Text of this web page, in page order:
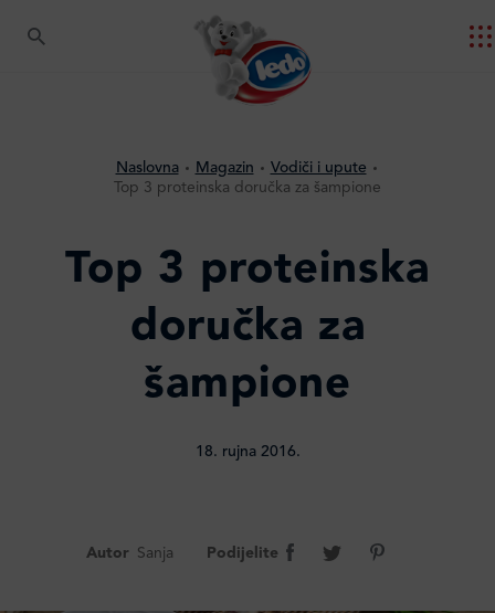
Naslovna Magazin
Vodiči i upute
Top 3 proteinska doručka za šampione
Top 3 proteinska
doručka za
šampione
18. rujna 2016.
Autor Sanja Podijelite